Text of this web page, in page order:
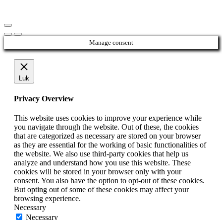
Manage consent
Luk
Privacy Overview
This website uses cookies to improve your experience while
you navigate through the website. Out of these, the cookies
that are categorized as necessary are stored on your browser
as they are essential for the working of basic functionalities of
the website. We also use third-party cookies that help us
analyze and understand how you use this website. These
cookies will be stored in your browser only with your
consent. You also have the option to opt-out of these cookies.
But opting out of some of these cookies may affect your
browsing experience.
Necessary
Necessary